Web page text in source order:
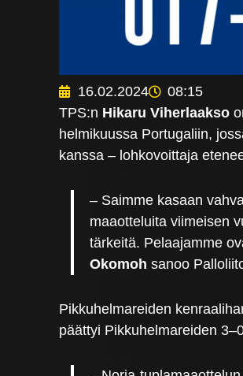
16.02.2024
08:15
TPS:n Hikaru Viherlaakso
helmikuussa Portugaliin,
kanssa – lohkovoittaja
– Saimme kasaan
maaotteluita viimeisen
tärkeitä. Pelaajamme
Okomoh sanoo
Pikkuhelmareiden
päättyi Pikkuhelmareiden